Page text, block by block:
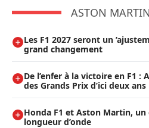
ASTON
Les F1 2027 seront un
grand changement
De l’enfer à la victoire en F1
des Grands Prix d’ici deux ans
Honda F1 et Aston Martin,
longueur d’onde